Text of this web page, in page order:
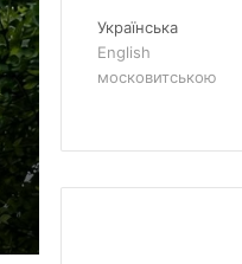
Українська
English
московитською